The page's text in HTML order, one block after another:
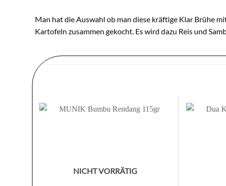
Man hat die Auswahl ob man diese kräftige Klar Brühe
Kartofeln zusammen gekocht. Es wird dazu Reis und
NICHT VORRÄTIG